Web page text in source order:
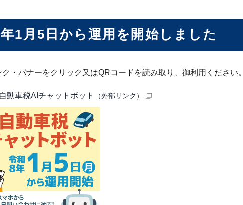
1月5日から運用を開始しました
・バナーをクリック又はQRコードを読み取り、御利用ください。
動車税AIチャットボット （外部リンク）